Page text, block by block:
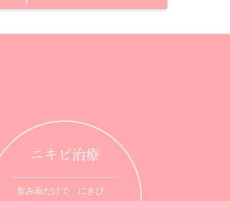
ニキビ治療
飲み薬だけで「にきび」